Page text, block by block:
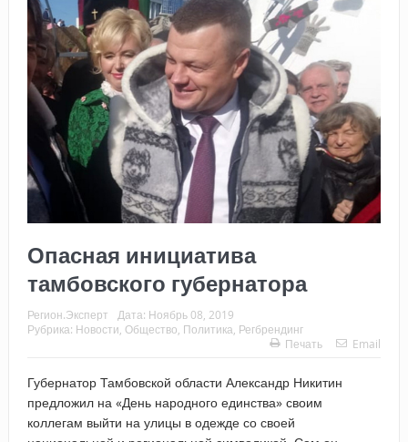
Опасная инициатива
тамбовского губернатора
Регион.Эксперт Дата: Ноябрь 08, 2019
Рубрика: Новости Общество Политика Регбрендинг
Печать
Email
Губернатор Тамбовской области Александр Никитин
предложил на «День народного единства» своим
коллегам выйти на улицы в одежде со своей